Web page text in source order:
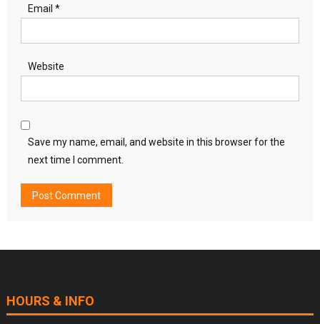
Email *
Website
Save my name, email, and website in this browser for the
next time I comment.
HOURS & INFO